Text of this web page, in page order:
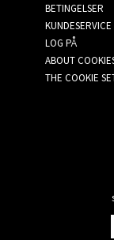
BETINGELSER
KUNDESERVICE
LOG PÅ
ABOUT
THE COOKIE